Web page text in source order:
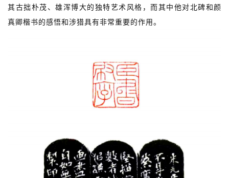
其古拙朴茂、雄浑博大的独特艺术风格，而其中他对北碑和颜
真卿楷书的感悟和涉猎具有非常重要的作用。